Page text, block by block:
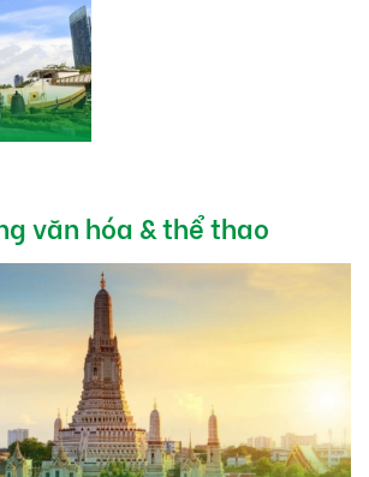
văn hóa & thể thao